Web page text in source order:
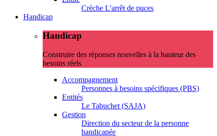
Crèche L'arrêt de puces
Handicap
Handicap
Construire des réponses nouvelles à la hauteur des
besoins réels
Accompagnement
Personnes à besoins spécifiques (PBS)
Entités
Le Tabuchet (SAJA)
Gestion
Direction du secteur de la personne
handicapée